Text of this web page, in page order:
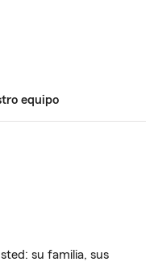
equipo
su familia, sus